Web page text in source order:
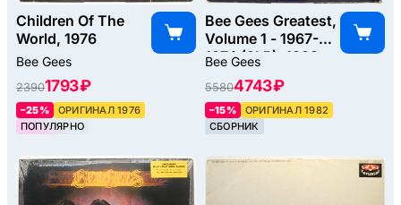
Children Of The
World, 1976
Bee Gees
23901793 ₽
–25%
ОРИГИНАЛ 1976
ПОПУЛЯРНО
Bee Gees Greatest,
Volume 1 - 1967-
1974 (2LP), 1982
Bee Gees
55804743 ₽
–15%
ОРИГИНАЛ 1982
СБОРНИК